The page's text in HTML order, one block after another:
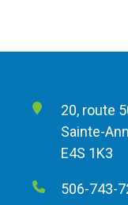
20, route
Sainte-
E4S 1K3
506-743-